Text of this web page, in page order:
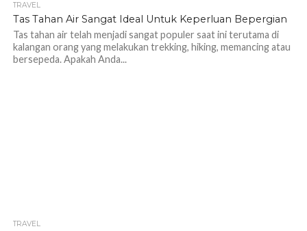
TRAVEL
Tas Tahan Air Sangat Ideal Untuk Keperluan Bepergian
Tas tahan air telah menjadi sangat populer saat ini terutama di
kalangan orang yang melakukan trekking, hiking, memancing atau
bersepeda. Apakah Anda...
TRAVEL